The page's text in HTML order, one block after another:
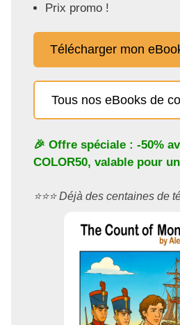
Prix promo !
Télécharger mon
Tous nos eBooks de
🎉 Offre spéciale : -50%
COLOR50, valable pour
⭐️⭐️⭐️ Déjà des centaines de